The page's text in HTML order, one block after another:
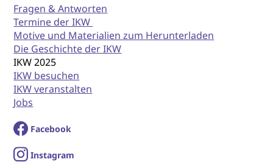
Fragen & Antworten
Termine der IKW
Motive und Materialien zum Herunterladen
Die Geschichte der IKW
IKW 2025
IKW besuchen
IKW veranstalten
Jobs
Facebook
Instagram